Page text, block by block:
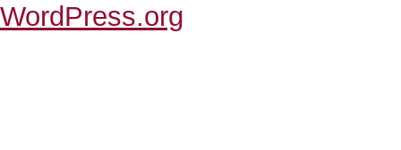
WordPress.org